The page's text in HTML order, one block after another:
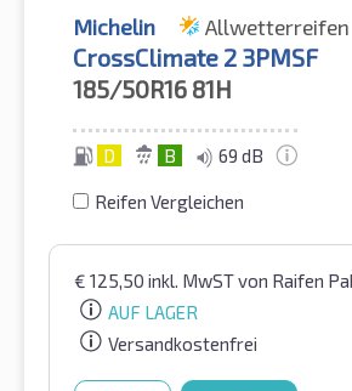
Michelin Allwetterreifen
CrossClimate 2 3PMSF
185/50R16 81H
D B 69 dB
Reifen Vergleichen
€ 125,50 inkl. MwSTvon Raifen
AUF LAGER
Versandkostenfrei